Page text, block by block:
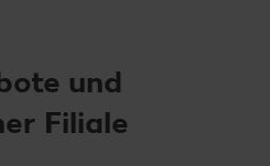
und
Filiale